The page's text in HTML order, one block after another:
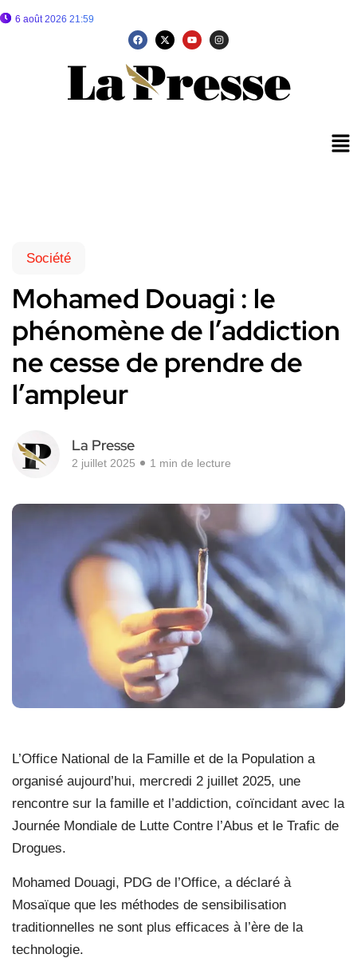
6 août 2026 21:59
Société
Mohamed Douagi : le
phénomène de l’addiction
ne cesse de prendre de
l’ampleur
La Presse
2 juillet 2025 1 min de lecture
L’Office National de la Famille et de la Population a
organisé aujourd’hui, mercredi 2 juillet 2025, une
rencontre sur la famille et l’addiction, coïncidant avec la
Journée Mondiale de Lutte Contre l’Abus et le Trafic de
Drogues.
Mohamed Douagi, PDG de l’Office, a déclaré à
Mosaïque que les méthodes de sensibilisation
traditionnelles ne sont plus efficaces à l’ère de la
technologie.